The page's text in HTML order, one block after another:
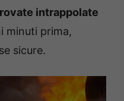
intrappolate
minuti prima,
sicure.